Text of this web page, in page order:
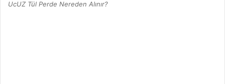
UcUZ Tül Perde Nereden Alınır?